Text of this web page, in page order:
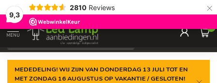
9,3
2810 Reviews ×
Gegarandeerde delaagste prijs
MENU
0
MEDEDELING! WIJ ZIJN VAN DONDERDAG 13 JULI TOT EN
MET ZONDAG 16 AUGUSTUS OP VAKANTIE / GESLOTEN!